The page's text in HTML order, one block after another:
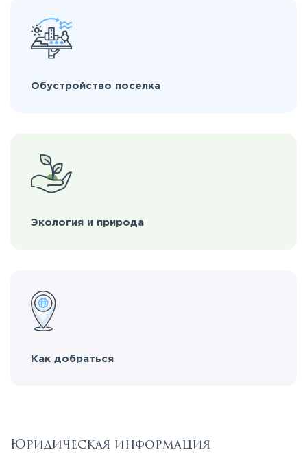
Обустройство поселка
Экология и природа
Как добраться
Юридическая информация